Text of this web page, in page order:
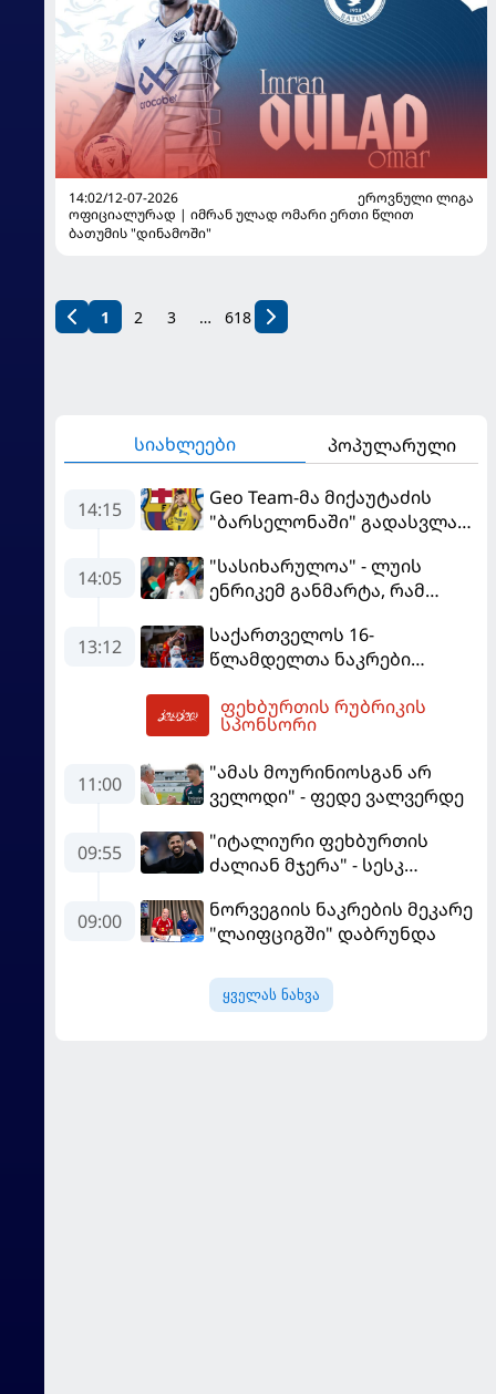
14:02/12-07-2026
ᲔᲠᲝᲕᲜᲣᲚᲘ ᲚᲘᲒᲐ
ოფიციალურად | იმრან ულად ომარი ერთი წლით
ბათუმის "დინამოში"
1 2 3 … 618
სიახლეები პოპულარული
14:15
Geo Team-მა მიქაუტაძის
"ბარსელონაში" გადასვლაზე
ინფორმაციაზე განმარტება
გააკეთა
14:05
"სასიხარულოა" - ლუის
ენრიკემ განმარტა, რამ
იუნაიტედთან" ნამატჩევს
13:12
საქართველოს 16-
წლამდელთა ნაკრები
დამარცხდა
ფეხბურთის რუბრიკის
სპონსორი
11:00
"ამას მოურინიოსგან არ
ველოდი" - ფედე ვალვერდე
09:55
"იტალიური ფეხბურთის
ძალიან მჯერა" - სესკ
09:00
ნორვეგიის ნაკრების მეკარე
"ლაიფციგში" დაბრუნდა
ყველას ნახვა